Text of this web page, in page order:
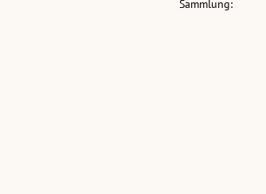
Sammlung: